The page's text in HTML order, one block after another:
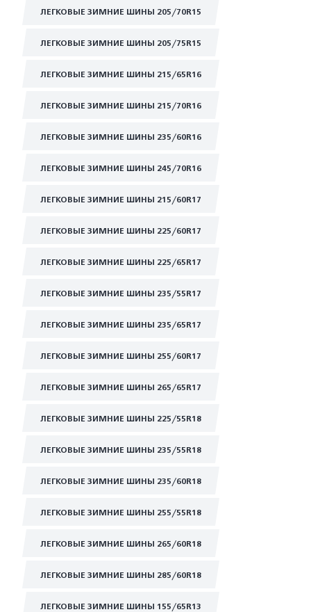
ЛЕГКОВЫЕ ЗИМНИЕ ШИНЫ 205/70R15
ЛЕГКОВЫЕ ЗИМНИЕ ШИНЫ 205/75R15
ЛЕГКОВЫЕ ЗИМНИЕ ШИНЫ 215/65R16
ЛЕГКОВЫЕ ЗИМНИЕ ШИНЫ 215/70R16
ЛЕГКОВЫЕ ЗИМНИЕ ШИНЫ 235/60R16
ЛЕГКОВЫЕ ЗИМНИЕ ШИНЫ 245/70R16
ЛЕГКОВЫЕ ЗИМНИЕ ШИНЫ 215/60R17
ЛЕГКОВЫЕ ЗИМНИЕ ШИНЫ 225/60R17
ЛЕГКОВЫЕ ЗИМНИЕ ШИНЫ 225/65R17
ЛЕГКОВЫЕ ЗИМНИЕ ШИНЫ 235/55R17
ЛЕГКОВЫЕ ЗИМНИЕ ШИНЫ 235/65R17
ЛЕГКОВЫЕ ЗИМНИЕ ШИНЫ 255/60R17
ЛЕГКОВЫЕ ЗИМНИЕ ШИНЫ 265/65R17
ЛЕГКОВЫЕ ЗИМНИЕ ШИНЫ 225/55R18
ЛЕГКОВЫЕ ЗИМНИЕ ШИНЫ 235/55R18
ЛЕГКОВЫЕ ЗИМНИЕ ШИНЫ 235/60R18
ЛЕГКОВЫЕ ЗИМНИЕ ШИНЫ 255/55R18
ЛЕГКОВЫЕ ЗИМНИЕ ШИНЫ 265/60R18
ЛЕГКОВЫЕ ЗИМНИЕ ШИНЫ 285/60R18
ЛЕГКОВЫЕ ЗИМНИЕ ШИНЫ 155/65R13